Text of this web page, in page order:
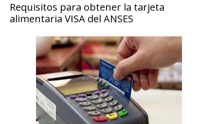
Requisitos para obtener la tarjeta
alimentaria VISA del ANSES